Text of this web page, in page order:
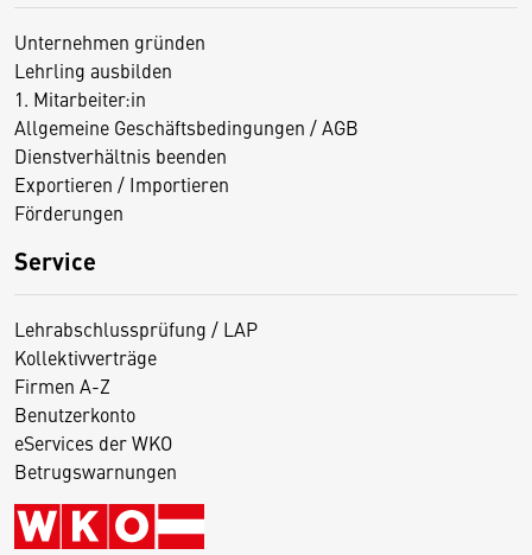
Unternehmen gründen
Lehrling ausbilden
1. Mitarbeiter:in
Allgemeine Geschäftsbedingungen / AGB
Dienstverhältnis beenden
Exportieren / Importieren
Förderungen
Service
Lehrabschlussprüfung / LAP
Kollektivverträge
Firmen A-Z
Benutzerkonto
eServices der WKO
Betrugswarnungen